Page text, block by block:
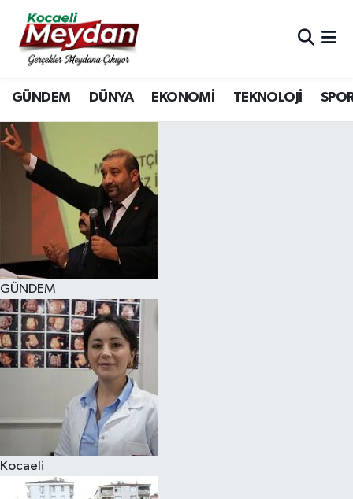
GÜNDEM DÜNYA EKONOMİ TEKNOLOJİ
GÜNDEM
Kocaeli
Nöbetçi Eczaneler
Hava Durumu
Trafik Durumu
Süper Lig Puan Durumu ve Fikstür
Tüm Manşetler
Son Dakika Haberleri
Haber Arşivi